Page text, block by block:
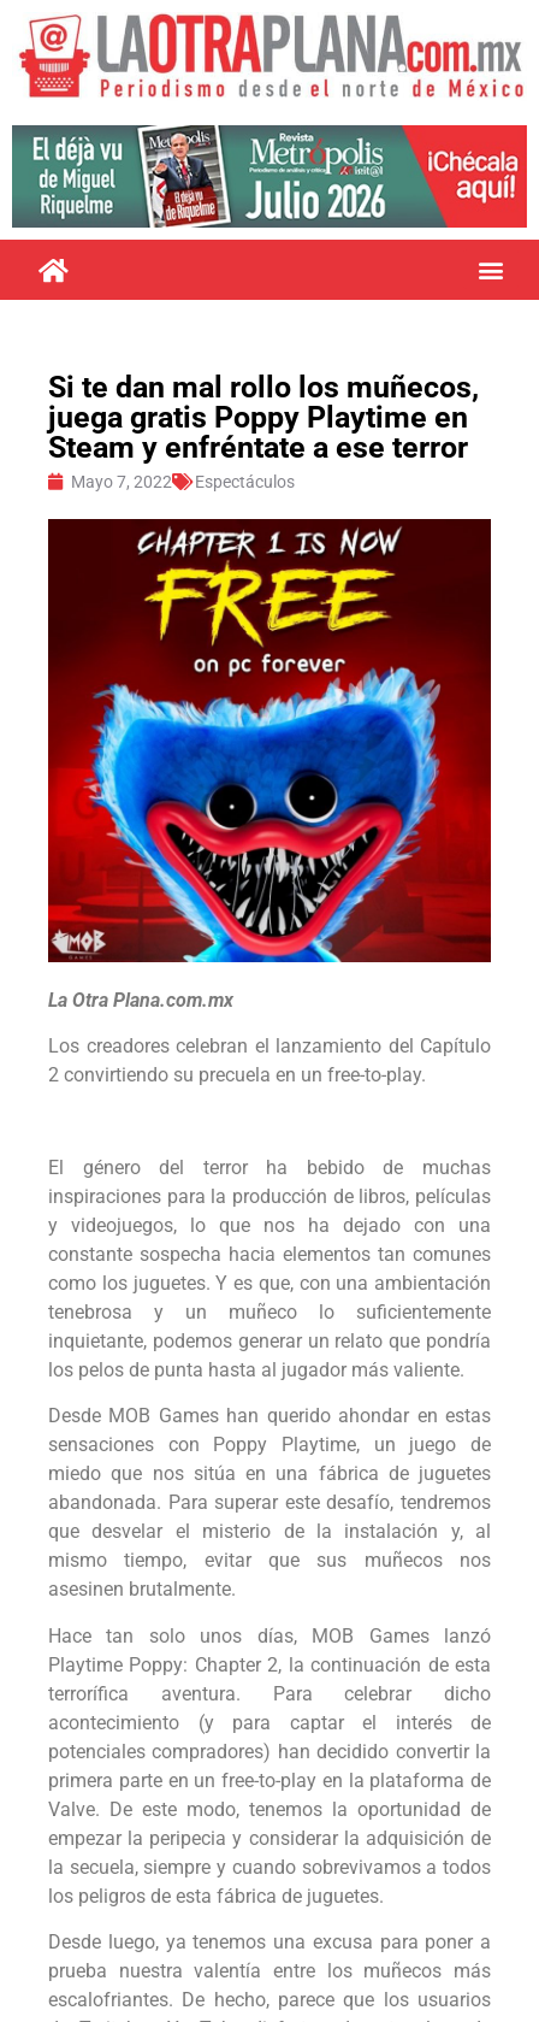
Si te dan mal rollo los muñecos,
juega gratis Poppy Playtime en
Steam y enfréntate a ese terror
Mayo 7, 2022 Espectáculos
La Otra Plana.com.mx
Los creadores celebran el lanzamiento del Capítulo
2 convirtiendo su precuela en un free-to-play.
El género del terror ha bebido de muchas
inspiraciones para la producción de libros, películas
y videojuegos, lo que nos ha dejado con una
constante sospecha hacia elementos tan comunes
como los juguetes. Y es que, con una ambientación
tenebrosa y un muñeco lo suficientemente
inquietante, podemos generar un relato que pondría
los pelos de punta hasta al jugador más valiente.
Desde MOB Games han querido ahondar en estas
sensaciones con Poppy Playtime, un juego de
miedo que nos sitúa en una fábrica de juguetes
abandonada. Para superar este desafío, tendremos
que desvelar el misterio de la instalación y, al
mismo tiempo, evitar que sus muñecos nos
asesinen brutalmente.
Hace tan solo unos días, MOB Games lanzó
Playtime Poppy: Chapter 2, la continuación de esta
terrorífica aventura. Para celebrar dicho
acontecimiento (y para captar el interés de
potenciales compradores) han decidido convertir la
primera parte en un free-to-play en la plataforma de
Valve. De este modo, tenemos la oportunidad de
empezar la peripecia y considerar la adquisición de
la secuela, siempre y cuando sobrevivamos a todos
los peligros de esta fábrica de juguetes.
Desde luego, ya tenemos una excusa para poner a
prueba nuestra valentía entre los muñecos más
escalofriantes. De hecho, parece que los usuarios